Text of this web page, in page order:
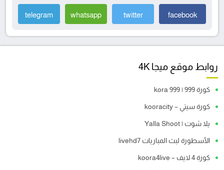
facebook
twitter
whatsapp
telegram
روابط موقع ميجا 4K
كورة 999 | kora 999
كورة سيتي – kooracity
يلا شوت | Yalla Shoot
الأسطورة لبث المباريات livehd7
كورة 4 لايف – koora4live